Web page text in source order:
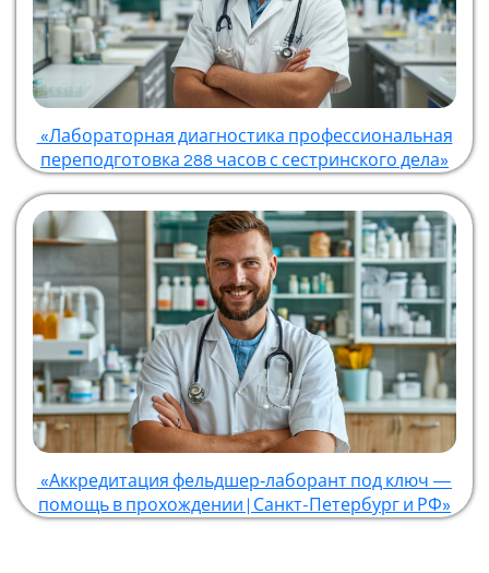
«Лабораторная диагностика профессиональная
переподготовка 288 часов с сестринского дела»
«Аккредитация фельдшер‑лаборант под ключ —
помощь в прохождении | Санкт-Петербург и РФ»